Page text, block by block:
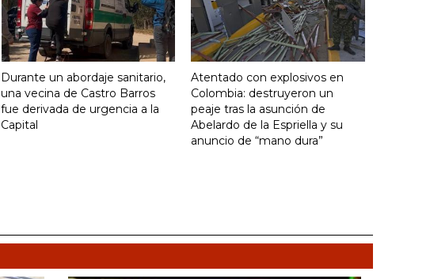
Durante un abordaje sanitario,
una vecina de Castro Barros
fue derivada de urgencia a la
Capital
Atentado con explosivos en
Colombia: destruyeron un
peaje tras la asunción de
Abelardo de la Espriella y su
anuncio de “mano dura”